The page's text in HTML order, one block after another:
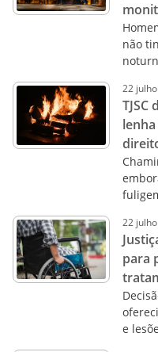
não
22 julho
TJSC
22 julho
para
e